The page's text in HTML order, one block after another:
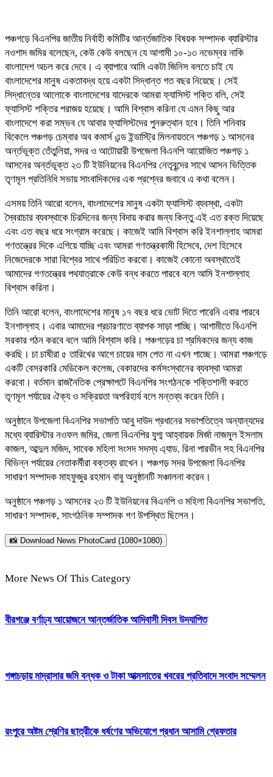
পঞ্চগড়ে বিএনপির জাতীয় নির্বাহী কমিটির আর্ন্তজাতিক বিষয়ক সম্পাদক ব্যারিস্টার
নওশাদ জমির বলেছেন, কেউ কেউ বলছেন যে আগামী ১০-১৩ নভেম্বর নাকি
বাংলাদেশ অচল করে দেবে। এ ব্যাপারে আমি একটা জিনিস বলতে চাই যে
বাংলাদেশের মানুষ একতাবদ্ধ হয়ে একটা সিদ্ধান্ত গত বছর নিয়েছে। সেই
সিদ্ধান্তের আলোকে বাংলাদেশের যাদেরকে আমরা ফ্যাসিস্ট শক্তি বলি, সেই
ফ্যাসিস্ট শক্তির পরাজয় হয়েছে। আমি বিশ্বাস করিনা যে এমন কিছু আর
বাংলাদেশে করা সম্ভব যে আবার ফ্যাসিস্টদের পুনরুত্থান হবে। তিনি শনিবার
বিকেলে পঞ্চগড় চেম্বার অব কমার্স এন্ড ইন্ডাস্ট্রি মিলনায়তনে পঞ্চগড় ১ আসনের
অর্ন্তভূক্ত তেঁতুলিয়া, সদর ও আটোয়ারী উপজেলা বিএনপি আয়োজিত পঞ্চগড় ১
আসনের অর্ন্তভূক্ত ২৩ টি ইউনিয়নের বিএনপির নেতৃবৃন্দের সাথে আসন ভিত্তিক
তৃণমূল প্রতিনিধি সভায় সাংবাদিকদের এক প্রশ্নের জবাবে এ কথা বলেন।
এসময় তিনি আরো বলেন, বাংলাদেশের মানুষ একটা ফ্যাসিস্ট ব্যবস্থা, একটা
স্বৈরাচার ব্যবস্থাকে চিরদিনের জন্য বিদায় করার জন্য কিন্তু এই এত রক্ত দিয়েছে
এবং এত বছর ধরে সংগ্রাম করেছে। কাজেই আমি বিশ্বাস করি ইনশাল্লাহ আমরা
গণতন্ত্রের দিকে এগিয়ে যাচ্ছি এবং আমরা গণতন্ত্রকামী হিসেবে, দেশ হিসেবে
নিজেদেরকে সারা বিশ্বের সাথে পরিচিত করবো। কাজেই কোনো অবস্থাতেই
আমাদের গণতন্ত্রের পথযাত্রাকে কেউ বন্ধ করতে পারবে বলে আমি ইনশাল্লাহ
বিশ্বাস করিনা।
তিনি আরো বলেন, বাংলাদেশের মানুষ ১৭ বছর ধরে ভোট দিতে পারেনি এবার পারবে
ইনশাল্লাহ। এবার আমাদের প্রচারণাতে ব্যাপক সাড়া পাচ্ছি। আগামীতে বিএনপি
সরকার গঠন করবে বলে আমি বিশ্বাস করি। পঞ্চগড়ের চা শ্রমিকদের জন্য কাজ
করছি। চা চাষীরা ৫ তারিখের আগে চায়ের দাম পেত না এখন পাচ্ছে। আমরা পঞ্চগড়ে
একটি বেসরকারি মেডিকেল কলেজ, বেকারদের কর্মসংস্থানের ব্যবস্থা আমরা
করবো। বর্তমান রাজনৈতিক প্রেক্ষাপটে বিএনপির সংগঠনকে শক্তিশালী করতে
তৃণমূল পর্যায়ের ঐক্য ও সক্রিয়তা অপরিহার্য বলে মন্তব্য করেন তিনি।
অনুষ্ঠানে উপজেলা বিএনপির সভাপতি আবু দাউদ প্রধানের সভাপতিত্বে অন্যান্যদের
মধ্যে ব্যারিস্টার নওফল জমির, জেলা বিএনপির যুগ্ম আহ্বায়ক মির্জা নাজমুল ইসলাম
কাজল, আব্দুল মজিদ, সাবেক মহিলা সংসদ সদস্য এ্যাড. রিনা পারভীন সহ বিএনপির
বিভিন্ন পর্যায়ের নেতাকর্মীরা বক্তব্য রাখেন। পঞ্চগড় সদর উপজেলা বিএনপির
সাধারণ সম্পাদক মাহফুজুর রহমান বাবু অনুষ্ঠানটি সঞ্চালনা করেন।
অনুষ্ঠানে পঞ্চগড় ১ আসনের ২৩ টি ইউনিয়নের বিএনপি ও মহিলা বিএনপির সভাপতি,
সাধারণ সম্পাদক, সাংগঠনিক সম্পাদক গণ উপস্থিত ছিলেন।
📸 Download News PhotoCard (1080×1080)
More News Of This Category
বীরগঞ্জে বর্ণাঢ্য আয়োজনে আন্তর্জাতিক আদিবাসী দিবস উদযাপিত
গঙ্গাচড়ায় মাদ্রাসার জমি বন্ধক ও টাকা আত্মসাতের খবরের প্রতিবাদে সংবাদ সম্মেলন
রংপুরে অষ্টম শ্রেণির ছাত্রীকে ধর্ষণের অভিযোগে প্রধান আসামি গ্রেফতার